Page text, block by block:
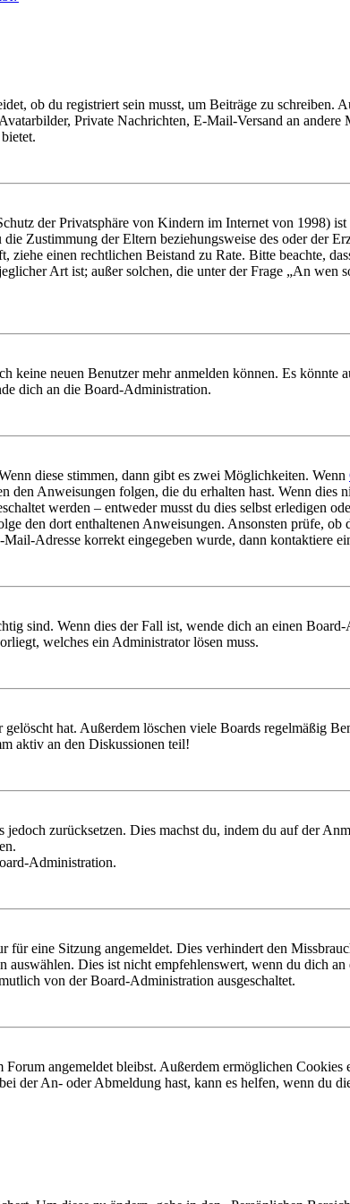
ob du registriert sein musst, um Beiträge zu schreiben.
Private Nachrichten, E-Mail-Versand an
der Privatsphäre von Kindern im Internet von 1998)
Zustimmung der Eltern beziehungsweise des oder der
einen rechtlichen Beistand zu Rate. Bitte beachte,
Art ist; außer solchen, die unter der Frage „An wen
neuen Benutzer mehr anmelden können. Es könnte
dich an die Board-Administration.
diese stimmen, dann gibt es zwei Möglichkeiten. Wenn
den Anweisungen folgen, die du erhalten hast. Wenn dies
werden – entweder musst du dies selbst erledigen
den dort enthaltenen Anweisungen. Ansonsten prüfe, ob
Adresse korrekt eingegeben wurde, dann kontaktiere
sind. Wenn dies der Fall ist, wende dich an einen
welches ein Administrator lösen muss.
hat. Außerdem löschen viele Boards regelmäßig
aktiv an den Diskussionen teil!
zurücksetzen. Dies machst du, indem du auf der
Administration.
eine Sitzung angemeldet. Dies verhindert den
Dies ist nicht empfehlenswert, wenn du dich
von der Board-Administration ausgeschaltet.
angemeldet bleibst. Außerdem ermöglichen
der An- oder Abmeldung hast, kann es helfen, wenn du